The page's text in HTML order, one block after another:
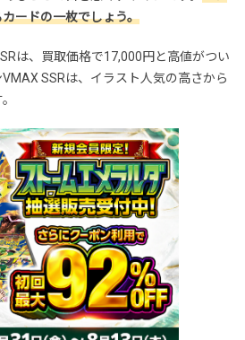
ードの一枚でしょう。
は、買取価格で17,000円と高値がつい
SSRは、イラスト人気の高さから